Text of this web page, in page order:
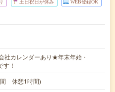
土日祝日が休み WEB登録OK
カレンダーあり★年末年始・
！
休憩1時間)